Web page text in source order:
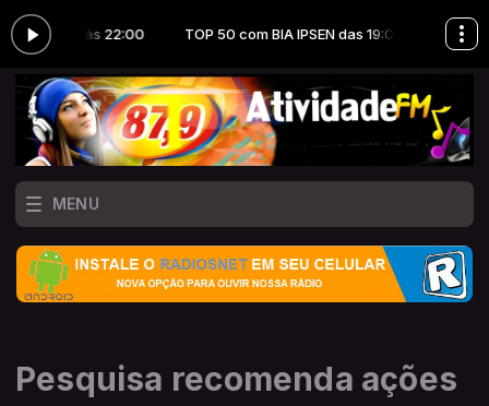
19:00 às 22:00 TOP 50 com BIA IPSEN das 19:00 às 22:00
MENU
Pesquisa recomenda ações